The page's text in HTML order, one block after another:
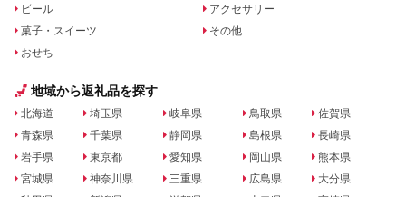
ビール
菓子・スイーツ
おせち
アクセサリー
その他
地域から返礼品を探す
北海道
青森県
岩手県
宮城県
埼玉県
千葉県
東京都
神奈川県
岐阜県
静岡県
愛知県
三重県
鳥取県
島根県
岡山県
広島県
佐賀県
長崎県
熊本県
大分県